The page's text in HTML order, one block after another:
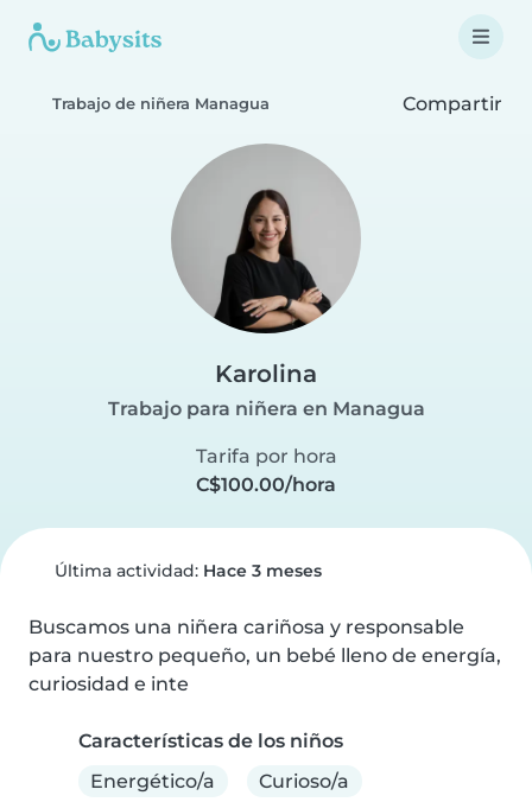
Trabajo de niñera Managua Compartir
Karolina
Trabajo para niñera en Managua
Tarifa por hora
C$100.00/hora
Última actividad: Hace 3 meses
Buscamos una niñera cariñosa y responsable
para nuestro pequeño, un bebé lleno de energía,
curiosidad e inte
Características de los niños
Energético/a
Curioso/a